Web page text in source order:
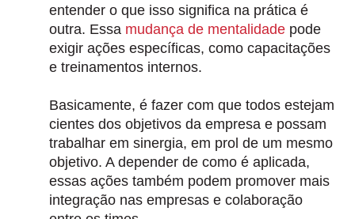
entender o que isso significa na prática é
outra. Essa mudança de mentalidade pode
exigir ações específicas, como capacitações
e treinamentos internos.
Basicamente, éfazer com que todos estejam
cientes dos objetivos da empresa e possam
trabalhar em sinergia, em prol de um mesmo
objetivo. A depender de como é aplicada,
essas ações também podem promover mais
integração nas empresas e colaboração